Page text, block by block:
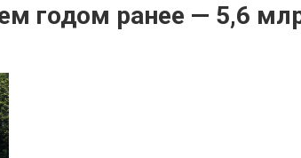
годом ранее — 5,6